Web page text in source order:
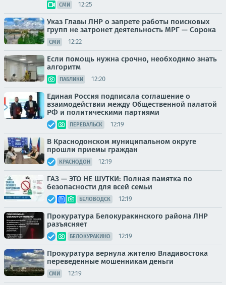
СМИ 12:25
Указ Главы ЛНР о запрете работы поисковых
групп не затронет деятельность МРГ — Сорока
СМИ 12:22
Если помощь нужна срочно, необходимо знать
алгоритм
ПАБЛИКИ 12:20
Единая Россия подписала соглашение о
взаимодействии между Общественной палатой
РФ и политическими партиями
ПЕРЕВАЛЬСК 12:19
В Краснодонском муниципальном округе
прошли приемы граждан
КРАСНОДОН 12:19
ГАЗ — ЭТО НЕ ШУТКИ: Полная памятка по
безопасности для всей семьи
БЕЛОВОДСК 12:19
Прокуратура Белокуракинского района ЛНР
разъясняет
БЕЛОКУРАКИНО 12:19
Прокуратура вернула жителю Владивостока
переведенные мошенникам деньги
СМИ 12:19